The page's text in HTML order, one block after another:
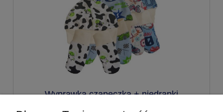
Wyprawka czapeczka + niedrapki